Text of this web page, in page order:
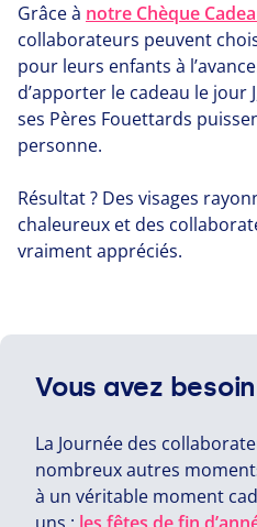
Grâce à notre Chèque
collaborateurs peuvent
pour leurs enfants à
d’apporter le cadeau le jour
ses Pères Fouettards
personne.
Résultat ? Des visages
chaleureux et des
vraiment appréciés.
Vous avez besoin
La Journée des
nombreux autres
à un véritable moment